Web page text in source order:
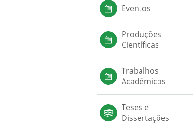
Eventos
Produções
Científicas
Trabalhos
Acadêmicos
Teses e
Dissertações